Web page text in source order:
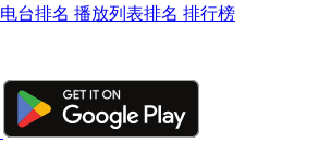
电台排名 播放列表排名 排行榜